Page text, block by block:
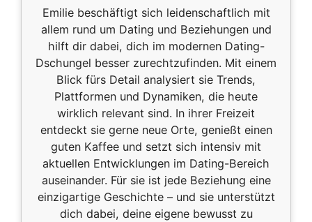
Emilie beschäftigt sich leidenschaftlich mit
allem rund um Dating und Beziehungen und
hilft dir dabei, dich im modernen Dating-
Dschungel besser zurechtzufinden. Mit einem
Blick fürs Detail analysiert sie Trends,
Plattformen und Dynamiken, die heute
wirklich relevant sind. In ihrer Freizeit
entdeckt sie gerne neue Orte, genießt einen
guten Kaffee und setzt sich intensiv mit
aktuellen Entwicklungen im Dating-Bereich
auseinander. Für sie ist jede Beziehung eine
einzigartige Geschichte – und sie unterstützt
dich dabei, deine eigene bewusst zu